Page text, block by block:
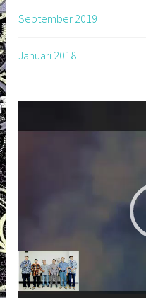
September 2019
Januari 2018